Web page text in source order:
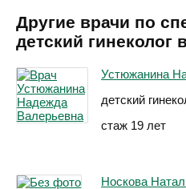
Другие врачи по
детский гинеколог
Устюжанина
детский
стаж 19 лет
Носкова